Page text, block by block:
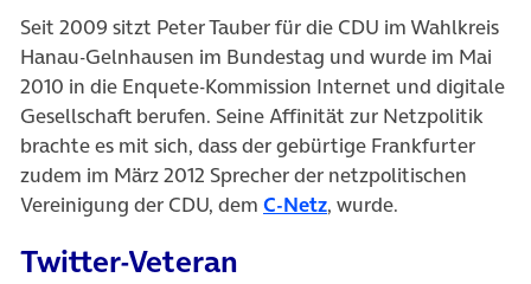
Seit 2009 sitzt Peter Tauber für die CDU im Wahlkreis
Hanau-Gelnhausen im Bundestag und wurde im Mai
2010 in die Enquete-Kommission Internet und digitale
Gesellschaft berufen. Seine Affinität zur Netzpolitik
brachte es mit sich, dass der gebürtige Frankfurter
zudem im März 2012 Sprecher der netzpolitischen
Vereinigung der CDU, dem C-Netz, wurde.
Twitter-Veteran